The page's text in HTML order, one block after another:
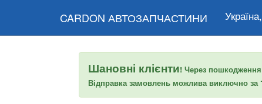
CARDON АВТОЗАПЧАСТИНИ
Шановні клієнти! Через
Відправка замовлень можлива виключно